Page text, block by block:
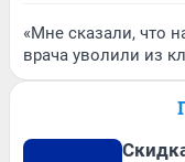
«Мне сказали, что
врача уволили из